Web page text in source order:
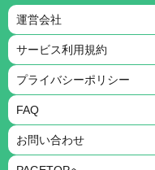
運営会社
サービス利用規約
プライバシーポリシー
FAQ
お問い合わせ